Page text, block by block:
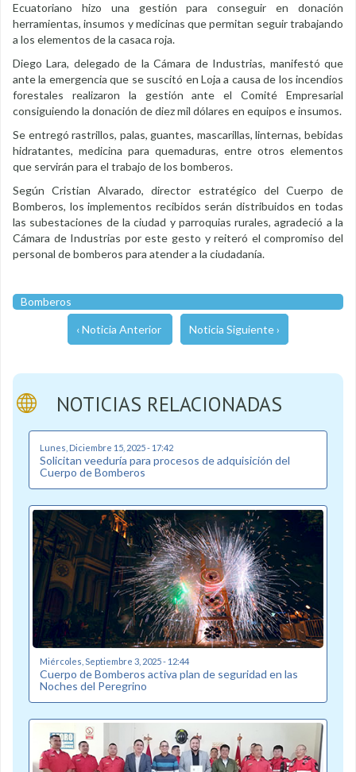
Ecuatoriano hizo una gestión para conseguir en donación
herramientas, insumos y medicinas que permitan seguir trabajando
a los elementos de la casaca roja.
Diego Lara, delegado de la Cámara de Industrias, manifestó que
ante la emergencia que se suscitó en Loja a causa de los incendios
forestales realizaron la gestión ante el Comité Empresarial
consiguiendo la donación de diez mil dólares en equipos e insumos.
Se entregó rastrillos, palas, guantes, mascarillas, linternas, bebidas
hidratantes, medicina para quemaduras, entre otros elementos
que servirán para el trabajo de los bomberos.
Según Cristian Alvarado, director estratégico del Cuerpo de
Bomberos, los implementos recibidos serán distribuidos en todas
las subestaciones de la ciudad y parroquias rurales, agradeció a la
Cámara de Industrias por este gesto y reiteró el compromiso del
personal de bomberos para atender a la ciudadanía.
Bomberos
‹ Noticia Anterior Noticia Siguiente ›
NOTICIAS RELACIONADAS
Lunes, Diciembre 15, 2025 - 17:42
Solicitan veeduría para procesos de adquisición del
Cuerpo de Bomberos
Miércoles, Septiembre 3, 2025 - 12:44
Cuerpo de Bomberos activa plan de seguridad en las
Noches del Peregrino